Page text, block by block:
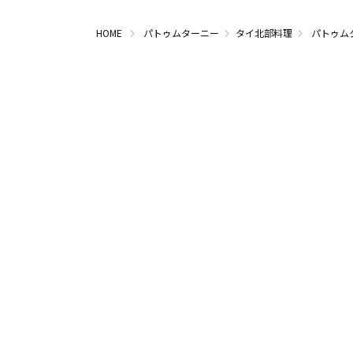
HOME パトゥムターニー タイ北部料理 パトゥム